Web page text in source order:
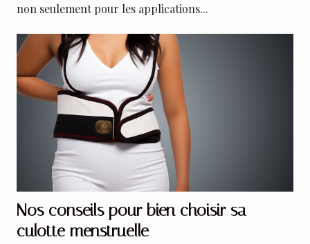
non seulement pour les applications...
Nos conseils pour bien choisir sa
culotte menstruelle